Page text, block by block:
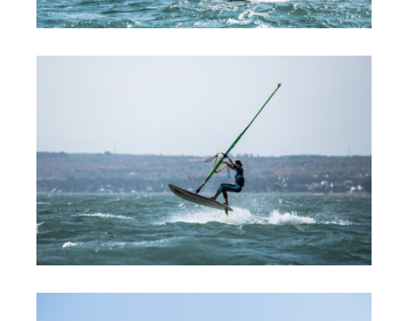
Классический серфинг и SUP
Продажа оборудования
Обучение кайтсерфингу
Система скидок
Обучение Wing Foil